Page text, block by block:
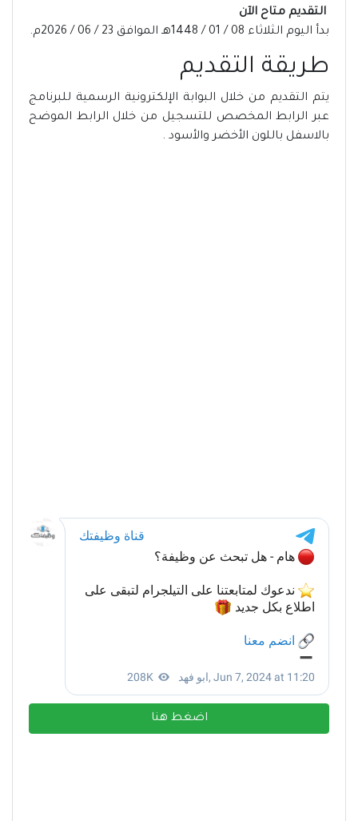
التقديم متاح الآن
بدأ اليوم الثلاثاء 08 / 01 / 1448هـ الموافق 23 / 06 / 2026م.
طريقة التقديم
يتم التقديم من خلال البوابة الإلكترونية الرسمية للبرنامج
عبر الرابط المخصص للتسجيل من خلال الرابط الموضح
بالاسفل باللون الأخضر والأسود .
اضغط هنا